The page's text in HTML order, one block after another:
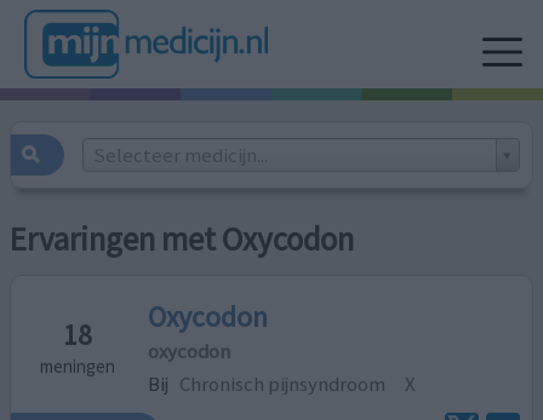
Selecteer medicijn...
Ervaringen met Oxycodon
18
meningen
Oxycodon
oxycodon
Bij Chronisch pijnsyndroom X